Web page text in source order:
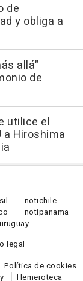
de
y obliga a
allá"
de
utilice el
a Hiroshima
notichile
notipanama
uruguay
legal
Política de cookies
Hemeroteca